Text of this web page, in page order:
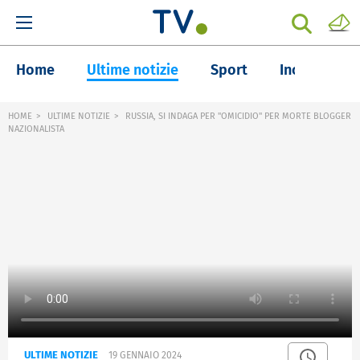
Home Ultime notizie Sport Inchieste
HOME ULTIME NOTIZIE
RUSSIA, SI INDAGA PER "OMICIDIO" PER MORTE BLOGGER
NAZIONALISTA
ULTIME NOTIZIE 19 GENNAIO 2024